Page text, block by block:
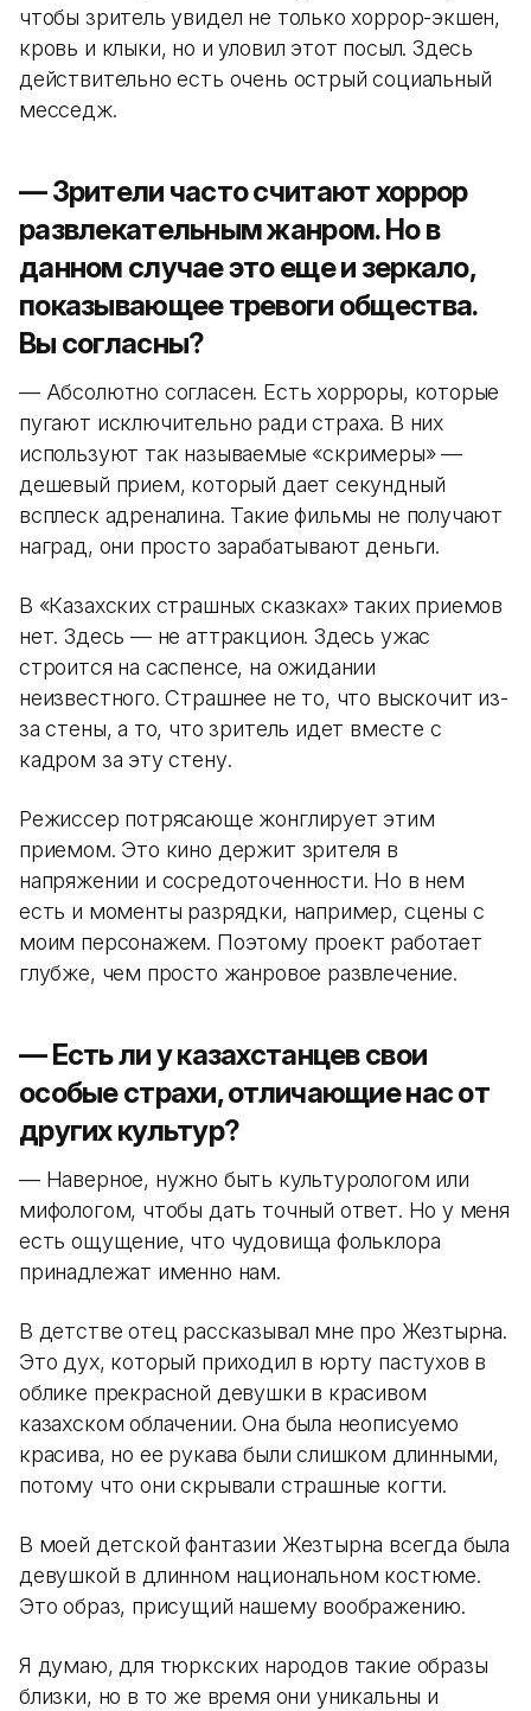
чтобы зритель увидел не только хоррор-экшен,
кровь и клыки, но и уловил этот посыл. Здесь
действительно есть очень острый социальный
месседж.
— Зрители часто считают хоррор
развлекательным жанром. Но в
данном случае это еще и зеркало,
показывающее тревоги общества.
Вы согласны?
— Абсолютно согласен. Есть хорроры, которые
пугают исключительно ради страха. В них
используют так называемые «скримеры» —
дешевый прием, который дает секундный
всплеск адреналина. Такие фильмы не получают
наград, они просто зарабатывают деньги.
В «Казахских страшных сказках» таких приемов
нет. Здесь — не аттракцион. Здесь ужас
строится на саспенсе, на ожидании
неизвестного. Страшнее не то, что выскочит из-
за стены, а то, что зритель идет вместе с
кадром за эту стену.
Режиссер потрясающе жонглирует этим
приемом. Это кино держит зрителя в
напряжении и сосредоточенности. Но в нем
есть и моменты разрядки, например, сцены с
моим персонажем. Поэтому проект работает
глубже, чем просто жанровое развлечение.
— Есть ли у казахстанцев свои
особые страхи, отличающие нас от
других культур?
— Наверное, нужно быть культурологом или
мифологом, чтобы дать точный ответ. Но у меня
есть ощущение, что чудовища фольклора
принадлежат именно нам.
В детстве отец рассказывал мне про Жезтырнақ.
Это дух, который приходил в юрту пастухов в
облике прекрасной девушки в красивом
казахском облачении. Она была неописуемо
красива, но ее рукава были слишком длинными,
потому что они скрывали страшные когти.
В моей детской фантазии Жезтырнақ всегда была
девушкой в длинном национальном костюме.
Это образ, присущий нашему воображению.
Я думаю, для тюркских народов такие образы
близки, но в то же время они уникальны и